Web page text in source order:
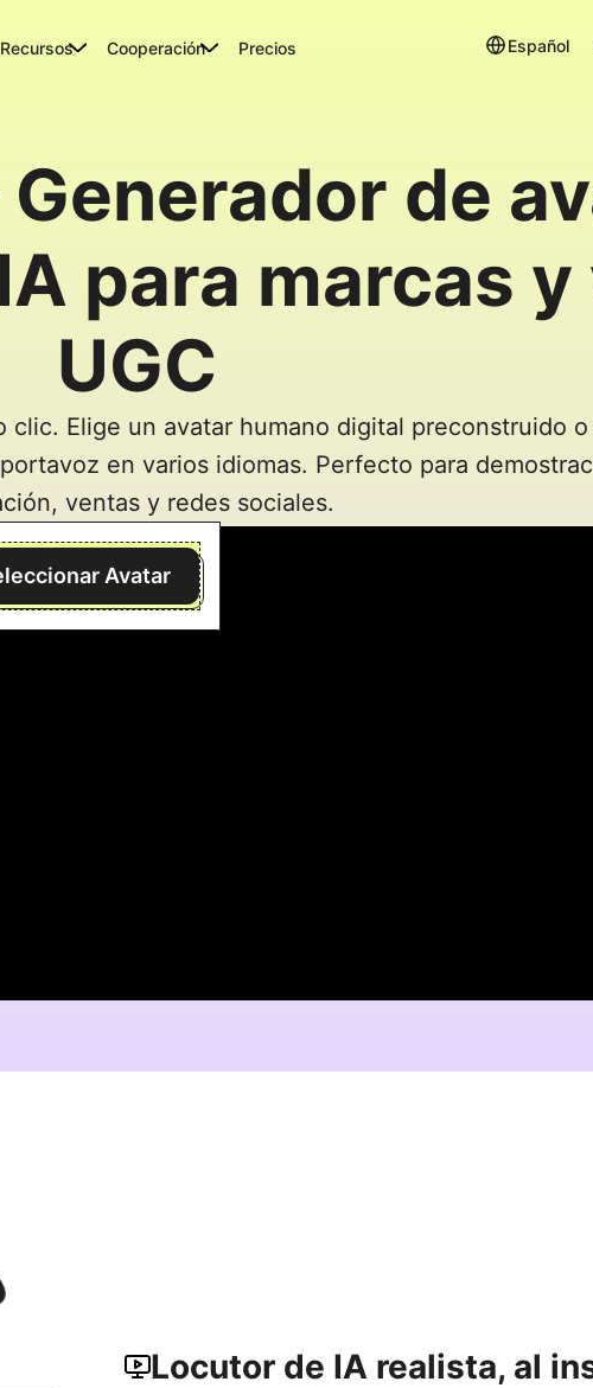
Recursos Cooperación Precios Español
de
para marcas
UGC
clic. Elige un avatar humano digital preconstruido
en varios idiomas. Perfecto para
ventas y redes sociales.
Avatar
Locutor de IA realista, al